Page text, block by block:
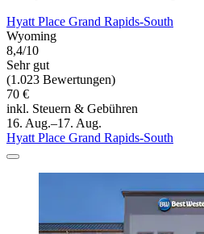
Hyatt Place Grand Rapids-South
Wyoming
8,4/10
Sehr gut
(1.023 Bewertungen)
70 €
inkl. Steuern & Gebühren
16. Aug.–17. Aug.
Hyatt Place Grand Rapids-South